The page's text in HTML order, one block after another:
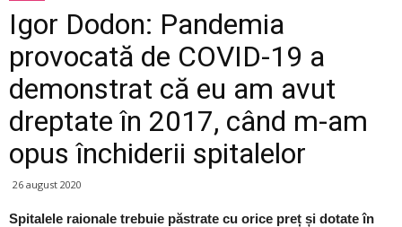
Igor Dodon: Pandemia
provocată de COVID-19 a
demonstrat că eu am avut
dreptate în 2017, când m-am
opus închiderii spitalelor
26 august 2020
Spitalele raionale trebuie păstrate cu orice preț și dotate în